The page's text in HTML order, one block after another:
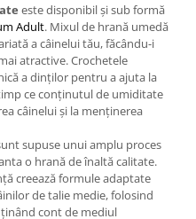
este disponibil şi sub formă
Adult. Mixul de hrană umedă
a câinelui tău, făcându-i
atractive. Crochetele
a dinţilor pentru a ajuta la
ce conţinutul de umiditate
câinelui şi la menţinerea
supuse unui amplu proces
o hrană de înaltă calitate.
creează formule adaptate
de talie medie, folosind
cont de mediul